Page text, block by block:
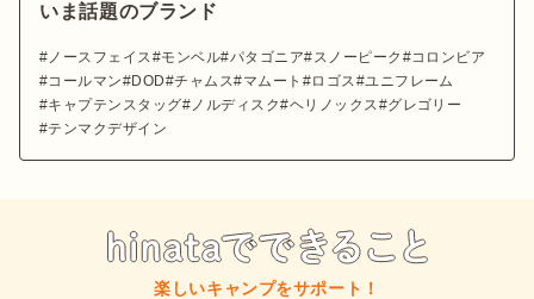
いま話題のブランド
ノースフェイス モンベル パタゴニア スノーピーク
コロンビア
コールマン
DOD チャムス マムート ロゴス
ユニフレーム
キャプテンスタッグ
ノルディスク ヘリノックス
グレゴリー
テンマクデザイン
楽しいキャンプをサポート！